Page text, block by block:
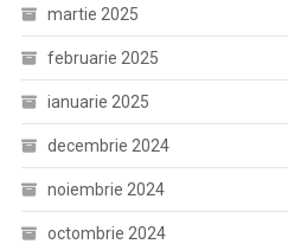
martie 2025
februarie 2025
ianuarie 2025
decembrie 2024
noiembrie 2024
octombrie 2024